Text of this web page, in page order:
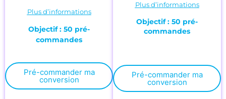
Plus d’informations
Objectif : 50 pré-
commandes
Pré-commander ma
conversion
Plus d’informations
Objectif : 50 pré-
commandes
Pré-commander ma
conversion